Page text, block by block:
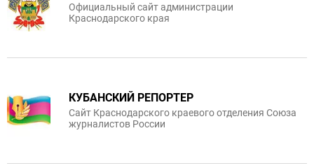
Официальный сайт администрации
Краснодарского края
КУБАНСКИЙ РЕПОРТЕР
Сайт Краснодарского краевого отделения Союза
журналистов России